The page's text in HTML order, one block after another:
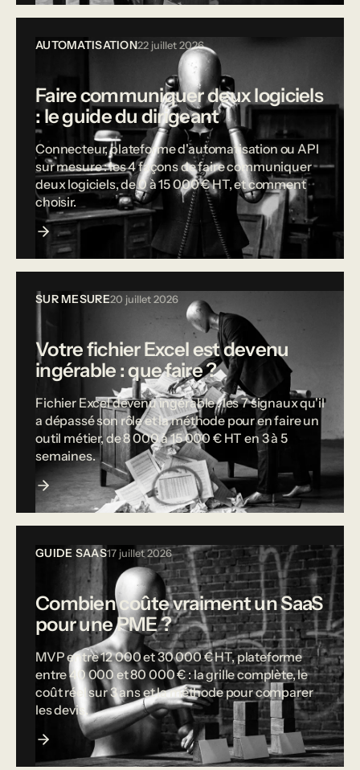
AUTOMATISATION22 juillet 2026
Faire communiquer deux logiciels
: le guide du dirigeant
Connecteur, plateforme d'automatisation ou API
sur mesure : les 4 façons de faire communiquer
deux logiciels, de 0 à 15 000 € HT, et comment
choisir.
SUR MESURE20 juillet 2026
Votre fichier Excel est devenu
ingérable : que faire ?
Fichier Excel devenu ingérable : les 7 signaux qu'il
a dépassé son rôle et la méthode pour en faire un
outil métier, de 8 000 à 15 000 € HT en 3 à 5
semaines.
GUIDE SAAS17 juillet 2026
Combien coûte vraiment un SaaS
pour une PME ?
MVP entre 12 000 et 30 000 € HT, plateforme
entre 40 000 et 80 000 € : la grille complète, le
coût réel sur 3 ans et la méthode pour comparer
les devis.